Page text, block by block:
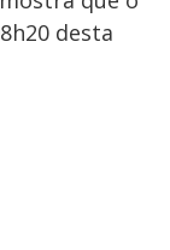
desta